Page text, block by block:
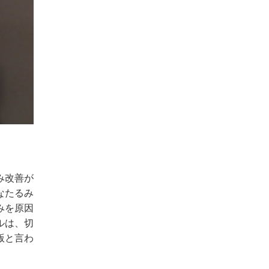
改善が
たるみ
を原因
は、切
と言わ